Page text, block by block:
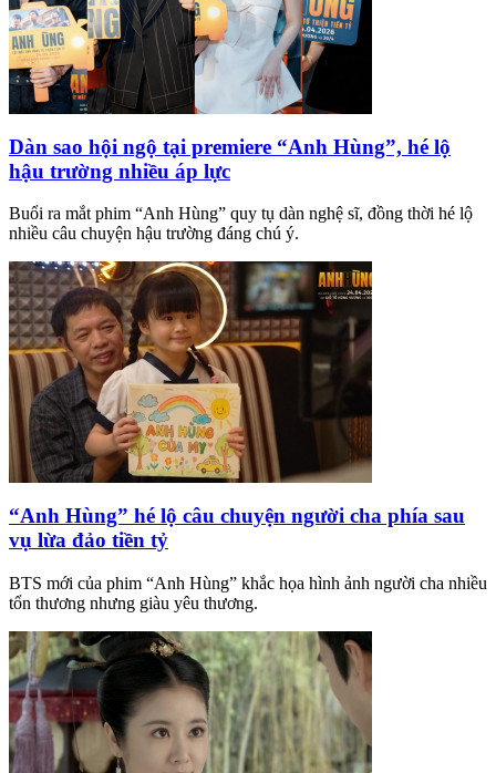
Dàn sao hội ngộ tại premiere “Anh Hùng”, hé lộ
hậu trường nhiều áp lực
Buổi ra mắt phim “Anh Hùng” quy tụ dàn nghệ sĩ, đồng thời hé lộ
nhiều câu chuyện hậu trường đáng chú ý.
“Anh Hùng” hé lộ câu chuyện người cha phía sau
vụ lừa đảo tiền tỷ
BTS mới của phim “Anh Hùng” khắc họa hình ảnh người cha nhiều
tổn thương nhưng giàu yêu thương.